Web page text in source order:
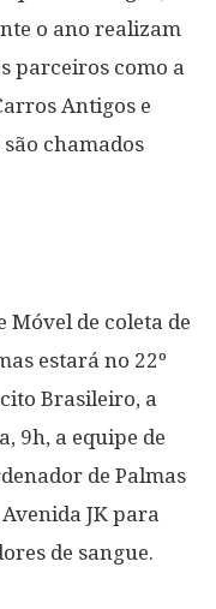
o ano realizam
parceiros como a
Antigos e
chamados
Móvel de coleta de
estará no 22º
Brasileiro, a
9h, a equipe de
de Palmas
JK para
de sangue.